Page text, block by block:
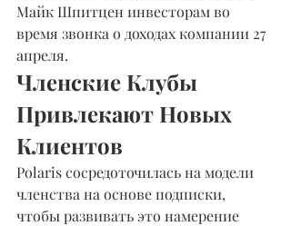
Майк Шпитцен инвесторам во
время звонка о доходах компании 27
апреля.
Членские Клубы
Привлекают Новых
Клиентов
Polaris сосредоточилась на модели
членства на основе подписки,
чтобы развивать это намерение